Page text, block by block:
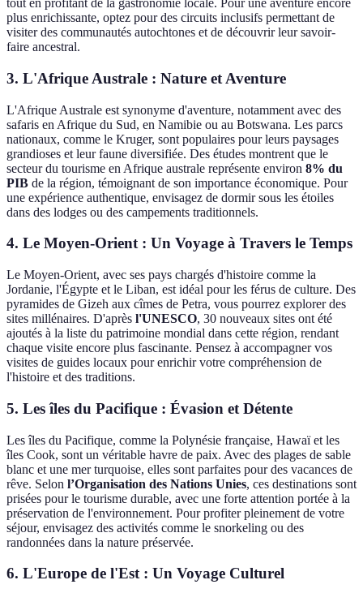
tout en profitant de la gastronomie locale. Pour une aventure encore
plus enrichissante, optez pour des circuits inclusifs permettant de
visiter des communautés autochtones et de découvrir leur savoir-
faire ancestral.
3. L'Afrique Australe : Nature et Aventure
L'Afrique Australe est synonyme d'aventure, notamment avec des
safaris en Afrique du Sud, en Namibie ou au Botswana. Les parcs
nationaux, comme le Kruger, sont populaires pour leurs paysages
grandioses et leur faune diversifiée. Des études montrent que le
secteur du tourisme en Afrique australe représente environ 8% du
PIB de la région, témoignant de son importance économique. Pour
une expérience authentique, envisagez de dormir sous les étoiles
dans des lodges ou des campements traditionnels.
4. Le Moyen-Orient : Un Voyage à Travers le Temps
Le Moyen-Orient, avec ses pays chargés d'histoire comme la
Jordanie, l'Égypte et le Liban, est idéal pour les férus de culture. Des
pyramides de Gizeh aux cîmes de Petra, vous pourrez explorer des
sites millénaires. D'après l'UNESCO, 30 nouveaux sites ont été
ajoutés à la liste du patrimoine mondial dans cette région, rendant
chaque visite encore plus fascinante. Pensez à accompagner vos
visites de guides locaux pour enrichir votre compréhension de
l'histoire et des traditions.
5. Les îles du Pacifique : Évasion et Détente
Les îles du Pacifique, comme la Polynésie française, Hawaï et les
îles Cook, sont un véritable havre de paix. Avec des plages de sable
blanc et une mer turquoise, elles sont parfaites pour des vacances de
rêve. Selon l’Organisation des Nations Unies, ces destinations sont
prisées pour le tourisme durable, avec une forte attention portée à la
préservation de l'environnement. Pour profiter pleinement de votre
séjour, envisagez des activités comme le snorkeling ou des
randonnées dans la nature préservée.
6. L'Europe de l'Est : Un Voyage Culturel